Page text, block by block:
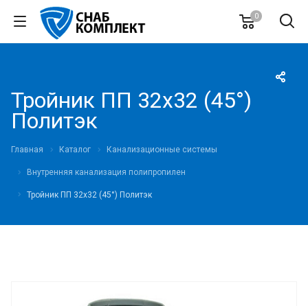
0
Тройник ПП 32х32 (45°)
Политэк
Главная Каталог Канализационные системы
Внутренняя канализация полипропилен
Тройник ПП 32х32 (45°) Политэк